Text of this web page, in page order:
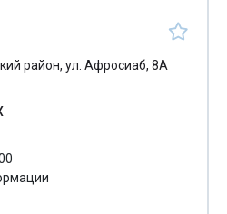
жидкости
район, ул. Афросиаб, 8А